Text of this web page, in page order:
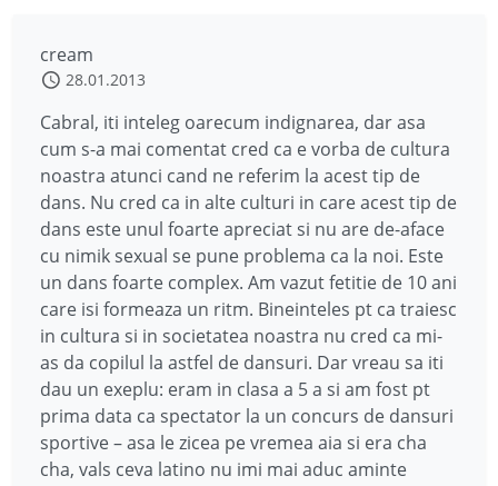
cream
28.01.2013
Cabral, iti inteleg oarecum indignarea, dar asa
cum s-a mai comentat cred ca e vorba de cultura
noastra atunci cand ne referim la acest tip de
dans. Nu cred ca in alte culturi in care acest tip de
dans este unul foarte apreciat si nu are de-aface
cu nimik sexual se pune problema ca la noi. Este
un dans foarte complex. Am vazut fetitie de 10 ani
care isi formeaza un ritm. Bineinteles pt ca traiesc
in cultura si in societatea noastra nu cred ca mi-
as da copilul la astfel de dansuri. Dar vreau sa iti
dau un exeplu: eram in clasa a 5 a si am fost pt
prima data ca spectator la un concurs de dansuri
sportive – asa le zicea pe vremea aia si era cha
cha, vals ceva latino nu imi mai aduc aminte